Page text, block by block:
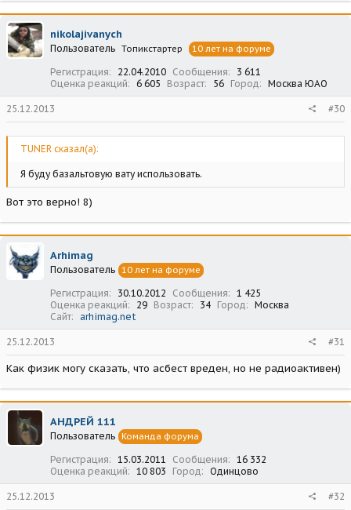
nikolajivanych
Пользователь Топикстартер 10 лет на форуме
Регистрация 22.04.2010 Сообщения
3 611
Оценка реакций
6 605 Возраст 56 Город Москва ЮАО
25.12.2013 #30
TUNER сказал(а):
Я буду базальтовую вату использовать.
Вот это верно! 8)
Arhimag
Пользователь 10 лет на форуме
Регистрация 30.10.2012 Сообщения
1 425
Оценка реакций
29 Возраст 34 Город
Москва
Сайт
arhimag.net
25.12.2013 #31
Как физик могу сказать, что асбест вреден, но не радиоактивен)
АНДРЕЙ 111
Пользователь Команда форума
Регистрация 15.03.2011 Сообщения
16 332
Оценка реакций
10 803 Город Одинцово
25.12.2013 #32